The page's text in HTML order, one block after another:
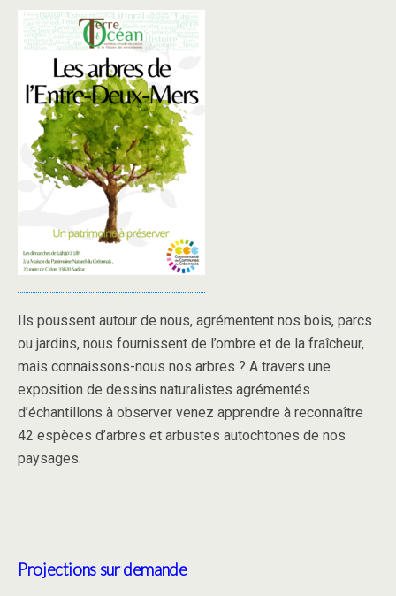
Ils poussent autour de nous, agrémentent nos bois, parcs
ou jardins, nous fournissent de l’ombre et de la fraîcheur,
mais connaissons-nous nos arbres ? A travers une
exposition de dessins naturalistes agrémentés
d’échantillons à observer venez apprendre à reconnaître
42 espèces d’arbres et arbustes autochtones de nos
paysages.
Projections sur demande